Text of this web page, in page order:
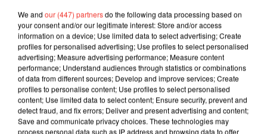
We and our (447) partnersdo the following data processing based on
your consent and/or our legitimate interest: Store and/or access
information on a device; Use limited data to select advertising; Create
profiles for personalised advertising; Use profiles to select personalised
advertising; Measure advertising performance; Measure content
performance; Understand audiences through statistics or combinations
of data from different sources; Develop and improve services; Create
profiles to personalise content; Use profiles to select personalised
content; Use limited data to select content; Ensure security, prevent and
detect fraud, and fix errors; Deliver and present advertising and content;
Save and communicate privacy choices. These technologies may
process personal data such as IP address and browsing data to offer